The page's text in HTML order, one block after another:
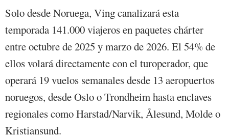
Solo desde Noruega, Ving canalizará esta
temporada 141.000 viajeros en paquetes chárter
entre octubre de 2025 y marzo de 2026. El 54% de
ellos volará directamente con el turoperador, que
operará 19 vuelos semanales desde 13 aeropuertos
noruegos, desde Oslo o Trondheim hasta enclaves
regionales como Harstad/Narvik, Ålesund, Molde o
Kristiansund.